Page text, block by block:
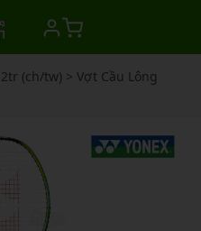
(ch/tw) > Vợt Cầu Lông